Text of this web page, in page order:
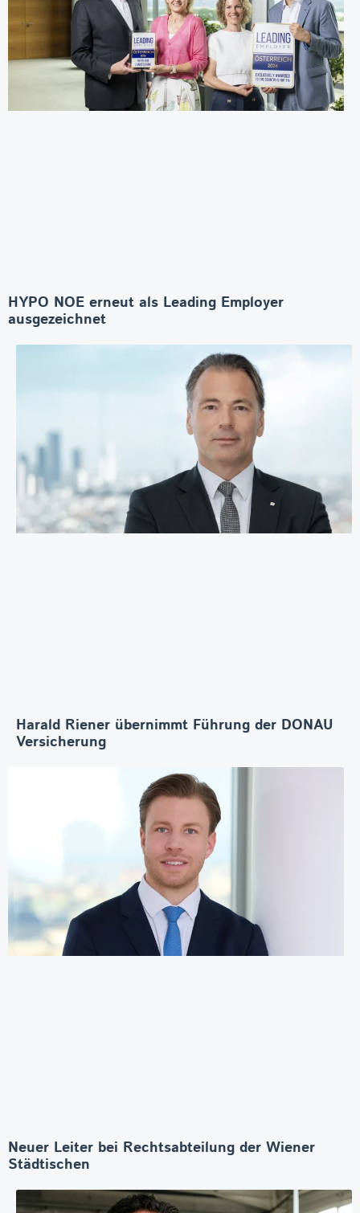
HYPO NOE erneut als Leading Employer
ausgezeichnet
Harald Riener übernimmt Führung der DONAU
Versicherung
Neuer Leiter bei Rechtsabteilung der Wiener
Städtischen